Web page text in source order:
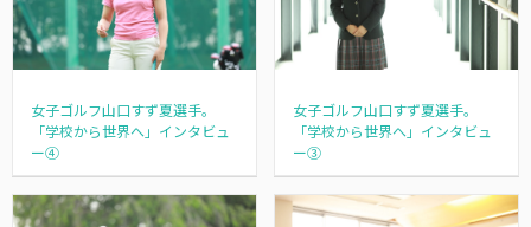
女子ゴルフ山口すず夏選手。
「学校から世界へ」インタビュ
ー④
女子ゴルフ山口すず夏選手。
「学校から世界へ」インタビュ
ー③